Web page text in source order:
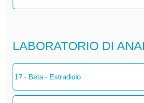
LABORATORIO DI
17 - Beta - Estradiolo